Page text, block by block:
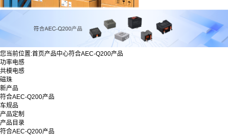
您当前位置:首页产品中心符合AEC-Q200产品
功率电感
共模电感
磁珠
新产品
符合AEC-Q200产品
车规品
产品定制
产品目录
符合AEC-Q200产品